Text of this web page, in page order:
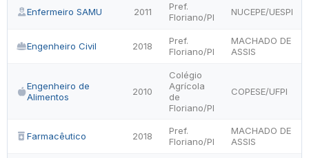
Enfermeiro SAMU 2011
Pref.
Floriano/PI
NUCEPE/UESPI
Engenheiro Civil 2018
Pref.
Floriano/PI
MACHADO DE
ASSIS
Engenheiro de
Alimentos
2010
Colégio
Agrícola
de
Floriano/PI
COPESE/UFPI
Farmacêutico 2018
Pref.
Floriano/PI
MACHADO DE
ASSIS